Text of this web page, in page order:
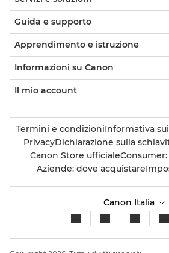
Guida e supporto
Apprendimento e istruzione
Informazioni su Canon
Il mio account
Termini e condizioniInformativa
PrivacyDichiarazione sulla
Canon Store ufficiale
Aziende: dove acquistare
Canon Italia